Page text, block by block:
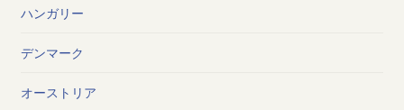
ハンガリー
デンマーク
オーストリア